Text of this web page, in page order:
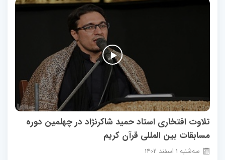
تلاوت افتخاری استاد حمید شاکرنژاد در چهلمین دوره
مسابقات بین المللی قرآن کریم
سه‌شنبه 1 اسفند 1402